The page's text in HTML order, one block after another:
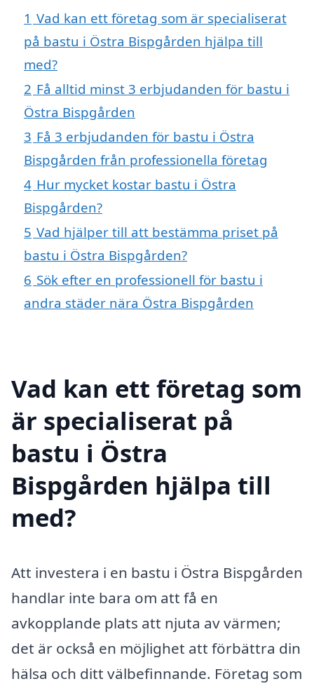
1 Vad kan ett företag som är specialiserat
på bastu i Östra Bispgården hjälpa till
med?
2 Få alltid minst 3 erbjudanden för bastu i
Östra Bispgården
3 Få 3 erbjudanden för bastu i Östra
Bispgården från professionella företag
4 Hur mycket kostar bastu i Östra
Bispgården?
5 Vad hjälper till att bestämma priset på
bastu i Östra Bispgården?
6 Sök efter en professionell för bastu i
andra städer nära Östra Bispgården
Vad kan ett företag som
är specialiserat på
bastu i Östra
Bispgården hjälpa till
med?
Att investera i en bastu i Östra Bispgården
handlar inte bara om att få en
avkopplande plats att njuta av värmen;
det är också en möjlighet att förbättra din
hälsa och ditt välbefinnande. Företag som